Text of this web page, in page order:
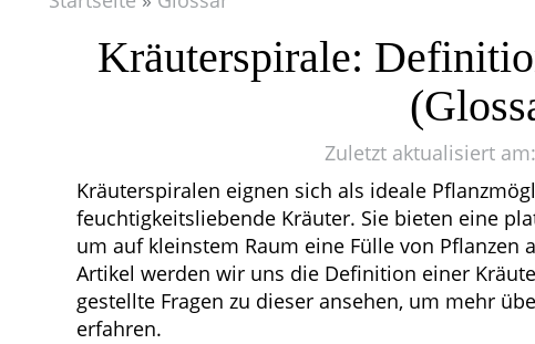
Kräuterspirale:
Zuletzt aktualisiert
Kräuterspiralen eignen sich als ideale
feuchtigkeitsliebende Kräuter. Sie bieten eine
um auf kleinstem Raum eine Fülle von Pflanzen
Artikel werden wir uns die Definition einer
gestellte Fragen zu dieser ansehen, um mehr
erfahren.